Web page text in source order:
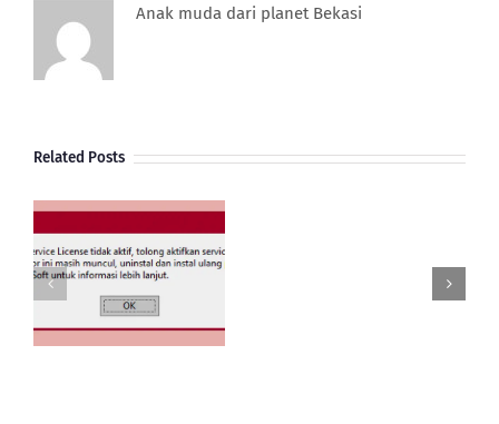
Anak muda dari planet Bekasi
Related Posts